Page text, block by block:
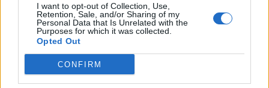
I want to opt-out of Collection, Use,
Retention, Sale, and/or Sharing of my
Personal Data that Is Unrelated with the
Purposes for which it was collected.
Opted Out
CONFIRM
Philippe Etchebest : Deux étoiles Michelin pour son
restaurant à Bordeaux